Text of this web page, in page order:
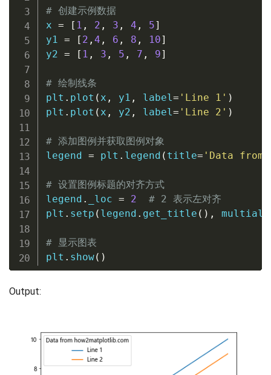
# 创建示例数据
x = [ 1 , 2 , 3 , 4 , 5]
y1 = [ 2 , 4 , 6 , 8 , 10]
y2 = [ 1 , 3 , 5 , 7 , 9]
# 绘制线条
plt . plot ( x , y1 , label= 'Line 1' )
plt . plot ( x , y2 , label= 'Line 2' )
# 添加图例并获取图例对象
legend = plt . legend ( title= 'Data from
# 设置图例标题的对齐方式
legend . _loc = 2
# 2 表示左对齐
plt . setp ( legend . get_title ( ) ,
# 显示图表
plt . show( )
Output: